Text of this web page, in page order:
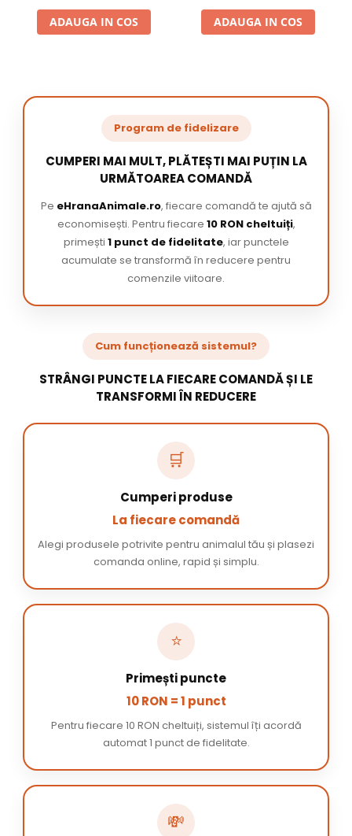
ADAUGA IN COS ADAUGA IN COS
Program de fidelizare
CUMPERI MAI MULT, PLĂTEȘTI MAI PUȚIN LA
URMĂTOAREA COMANDĂ
Pe eHranaAnimale.ro, fiecare comandă te ajută să
economisești. Pentru fiecare 10 RON cheltuiți,
primești 1 punct de fidelitate, iar punctele
acumulate se transformă în reducere pentru
comenzile viitoare.
Cum funcționează sistemul?
STRÂNGI PUNCTE LA FIECARE COMANDĂ ȘI LE
TRANSFORMI ÎN REDUCERE
🛒
Cumperi produse
La fiecare comandă
Alegi produsele potrivite pentru animalul tău și plasezi
comanda online, rapid și simplu.
⭐
Primești puncte
10 RON = 1 punct
Pentru fiecare 10 RON cheltuiți, sistemul îți acordă
automat 1 punct de fidelitate.
💸